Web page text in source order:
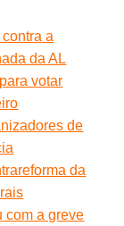
a
da AL
votar
de
da
com a greve